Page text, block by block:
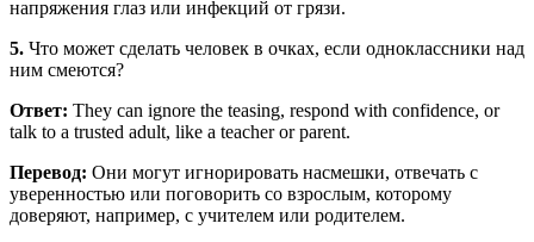
напряжения глаз или инфекций от грязи.
5. Что может сделать человек в очках, если одноклассники над
ним смеются?
Ответ: They can ignore the teasing, respond with confidence, or
talk to a trusted adult, like a teacher or parent.
Перевод: Они могут игнорировать насмешки, отвечать с
уверенностью или поговорить со взрослым, которому
доверяют, например, с учителем или родителем.